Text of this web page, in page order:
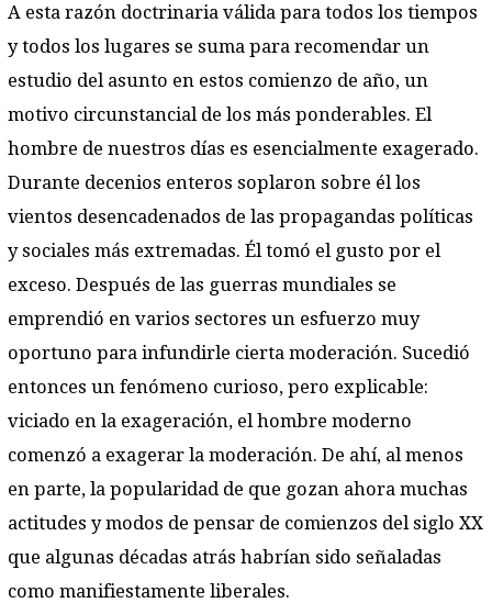
A esta razón doctrinaria válida para todos los tiempos
y todos los lugares se suma para recomendar un
estudio del asunto en estos comienzo de año, un
motivo circunstancial de los más ponderables. El
hombre de nuestros días es esencialmente exagerado.
Durante decenios enteros soplaron sobre él los
vientos desencadenados de las propagandas políticas
y sociales más extremadas. Él tomó el gusto por el
exceso. Después de las guerras mundiales se
emprendió en varios sectores un esfuerzo muy
oportuno para infundirle cierta moderación. Sucedió
entonces un fenómeno curioso, pero explicable:
viciado en la exageración, el hombre moderno
comenzó a exagerar la moderación. De ahí, al menos
en parte, la popularidad de que gozan ahora muchas
actitudes y modos de pensar de comienzos del siglo XX
que algunas décadas atrás habrían sido señaladas
como manifiestamente liberales.